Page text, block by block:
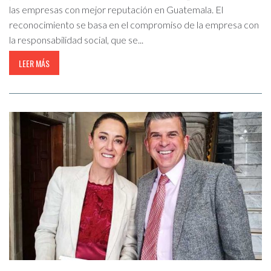
las empresas con mejor reputación en Guatemala. El
reconocimiento se basa en el compromiso de la empresa con
la responsabilidad social, que se...
LEER MÁS